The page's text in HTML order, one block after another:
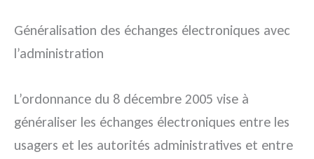
Généralisation des échanges électroniques avec
l’administration
L’ordonnance du 8 décembre 2005 vise à
généraliser les échanges électroniques entre les
usagers et les autorités administratives et entre